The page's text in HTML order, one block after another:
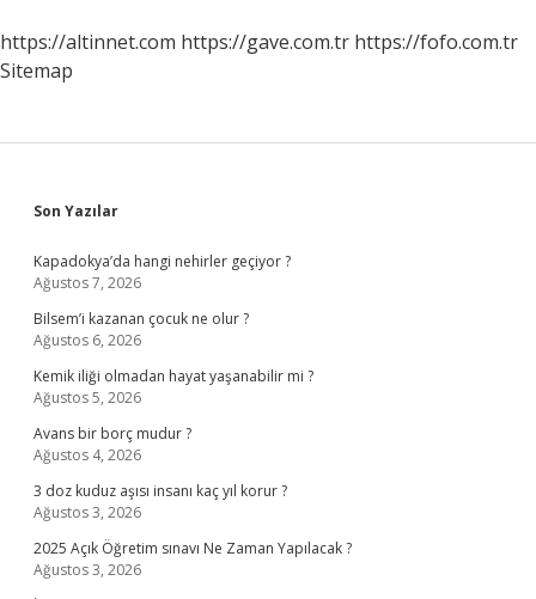
https://altinnet.com https://gave.com.tr https://fofo.com.tr
Sitemap
Sidebar
Son Yazılar
Kapadokya’da hangi nehirler geçiyor ?
Ağustos 7, 2026
Bilsem’i kazanan çocuk ne olur ?
Ağustos 6, 2026
Kemik iliği olmadan hayat yaşanabilir mi ?
Ağustos 5, 2026
Avans bir borç mudur ?
Ağustos 4, 2026
3 doz kuduz aşısı insanı kaç yıl korur ?
Ağustos 3, 2026
2025 Açık Öğretim sınavı Ne Zaman Yapılacak ?
Ağustos 3, 2026